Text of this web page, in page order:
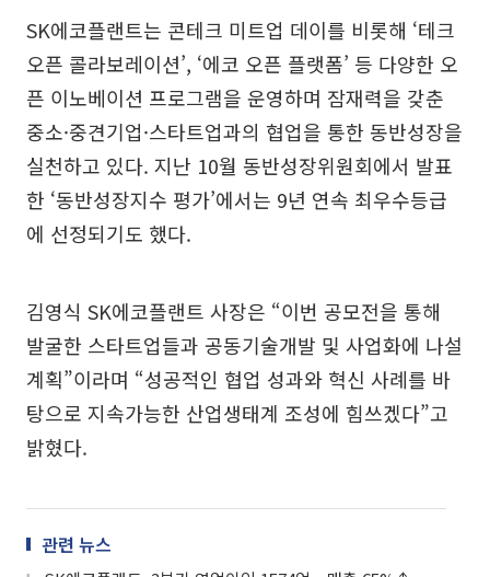
SK에코플랜트는 콘테크 미트업 데이를 비롯해 ‘테크
오픈 콜라보레이션’, ‘에코 오픈 플랫폼’ 등 다양한 오
픈 이노베이션 프로그램을 운영하며 잠재력을 갖춘
중소·중견기업·스타트업과의 협업을 통한 동반성장을
실천하고 있다. 지난 10월 동반성장위원회에서 발표
한 ‘동반성장지수 평가’에서는 9년 연속 최우수등급
에 선정되기도 했다.
김영식 SK에코플랜트 사장은 “이번 공모전을 통해
발굴한 스타트업들과 공동기술개발 및 사업화에 나설
계획”이라며 “성공적인 협업 성과와 혁신 사례를 바
탕으로 지속가능한 산업생태계 조성에 힘쓰겠다”고
밝혔다.
관련 뉴스